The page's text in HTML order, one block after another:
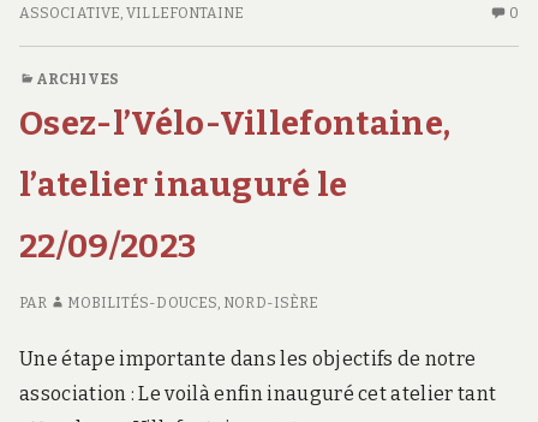
BRILLONS
ASSOCIATIVE ,VILLEFONTAINE 0
ARCHIVES
Osez-l’Vélo-Villefontaine,
l’atelier inauguré le
22/09/2023
PAR MOBILITÉS-DOUCES, NORD-ISÈRE
Une étape importante dans les objectifs de notre
association : Le voilà enfin inauguré cet atelier tant